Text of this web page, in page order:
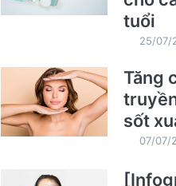
tuổi
25/07/
Tăng
sốt
07/07/